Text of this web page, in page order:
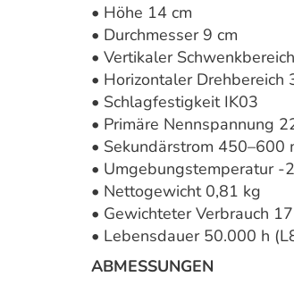
• Höhe 14 cm
• Durchmesser 9 cm
• Vertikaler
• Horizontaler Drehbereich
• Schlagfestigkeit IK03
• Primäre Nennspannung
• Sekundärstrom 450–600
• Umgebungstemperatur -
• Nettogewicht 0,81 kg
• Gewichteter Verbrauch
• Lebensdauer 50.000 h
ABMESSUNGEN